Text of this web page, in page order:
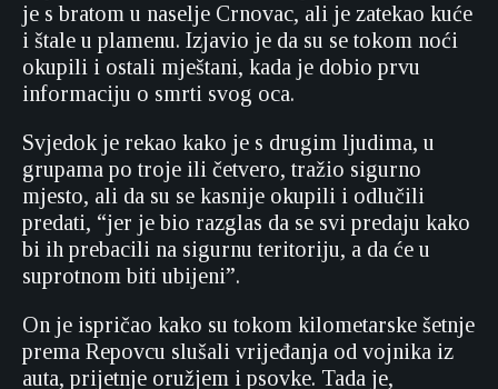
je s bratom u naselje Crnovac, ali je zatekao kuće
i štale u plamenu. Izjavio je da su se tokom noći
okupili i ostali mještani, kada je dobio prvu
informaciju o smrti svog oca.
Svjedok je rekao kako je s drugim ljudima, u
grupama po troje ili četvero, tražio sigurno
mjesto, ali da su se kasnije okupili i odlučili
predati, “jer je bio razglas da se svi predaju kako
bi ih prebacili na sigurnu teritoriju, a da će u
suprotnom biti ubijeni”.
On je ispričao kako su tokom kilometarske šetnje
prema Repovcu slušali vrijeđanja od vojnika iz
auta, prijetnje oružjem i psovke. Tada je,